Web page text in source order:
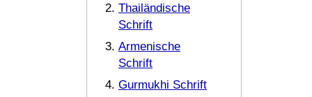
Thailändische
Schrift
Armenische
Schrift
Gurmukhi Schrift